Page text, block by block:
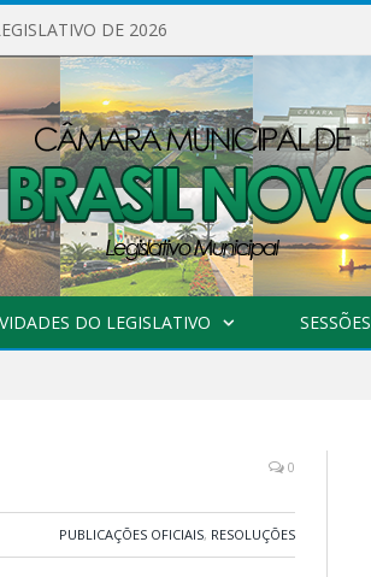
DE 2026
DO LEGISLATIVO SESSÕES
0
PUBLICAÇÕES OFICIAIS, RESOLUÇÕES